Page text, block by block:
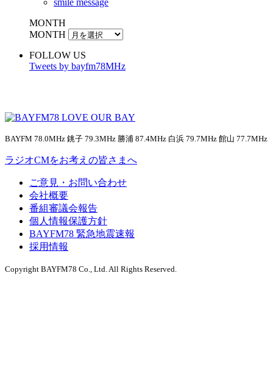
smile message
MONTH
MONTH
FOLLOW US
Tweets by bayfm78MHz
BAYFM 78.0MHz 銚子 79.3MHz 勝浦 87.4MHz 白浜 79.7MHz 館山 77.7MHz
ラジオCMをお考えの皆さまへ
ご意見・お問い合わせ
会社概要
番組審議会報告
個人情報保護方針
BAYFM78 緊急地震速報
採用情報
Copyright BAYFM78 Co., Ltd. All Rights Reserved.